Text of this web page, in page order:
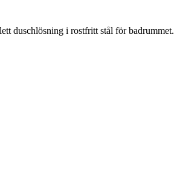
duschlösning i rostfritt stål för badrummet.